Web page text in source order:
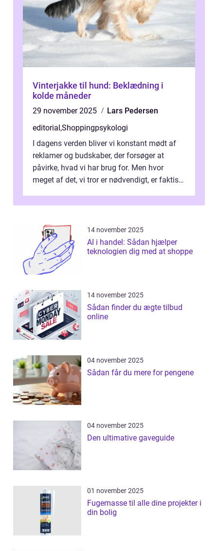
Vinterjakke til hund: Beklædning i
kolde måneder
29 november 2025
Lars Pedersen
editorial,Shoppingpsykologi
I dagens verden bliver vi konstant mødt af
reklamer og budskaber, der forsøger at
påvirke, hvad vi har brug for. Men hvor
meget af det, vi tror er nødvendigt, er faktisk
14 november 2025
AI i handel: Sådan hjælper
teknologien dig med at shoppe
14 november 2025
Sådan finder du ægte tilbud
online
04 november 2025
Sådan får du mere for pengene
04 november 2025
Den ultimative gaveguide
01 november 2025
Fugemasse til alle dine projekter i
din bolig